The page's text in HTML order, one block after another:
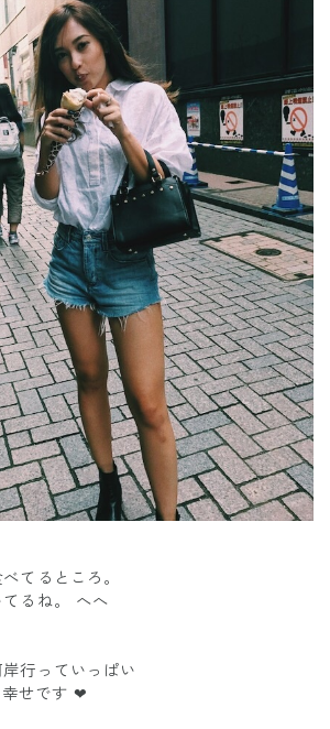
てるところ。
るね。 へへ
行っていっぱい
せです ❤︎